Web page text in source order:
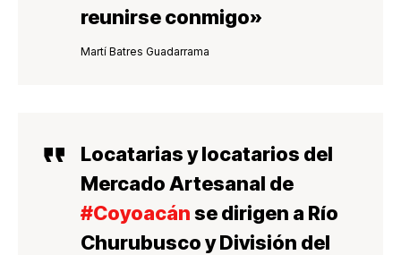
reunirse conmigo»
Martí Batres Guadarrama
Locatarias y locatarios del
Mercado Artesanal de
#Coyoacánse dirigen a Río
Churubusco y División del